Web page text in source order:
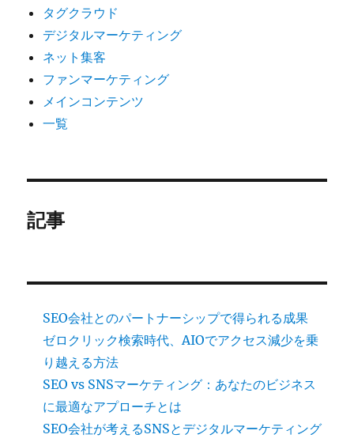
タグクラウド
デジタルマーケティング
ネット集客
ファンマーケティング
メインコンテンツ
一覧
記事
SEO会社とのパートナーシップで得られる成果
ゼロクリック検索時代、AIOでアクセス減少を乗
り越える方法
SEO vs SNSマーケティング：あなたのビジネス
に最適なアプローチとは
SEO会社が考えるSNSとデジタルマーケティング